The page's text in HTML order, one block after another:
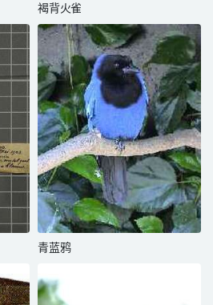
褐背火雀
青蓝鸦